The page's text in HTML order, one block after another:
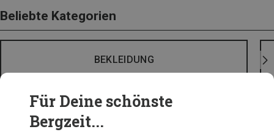
Beliebte Kategorien
BEKLEIDUNG
Für Deine schönste
Bergzeit...